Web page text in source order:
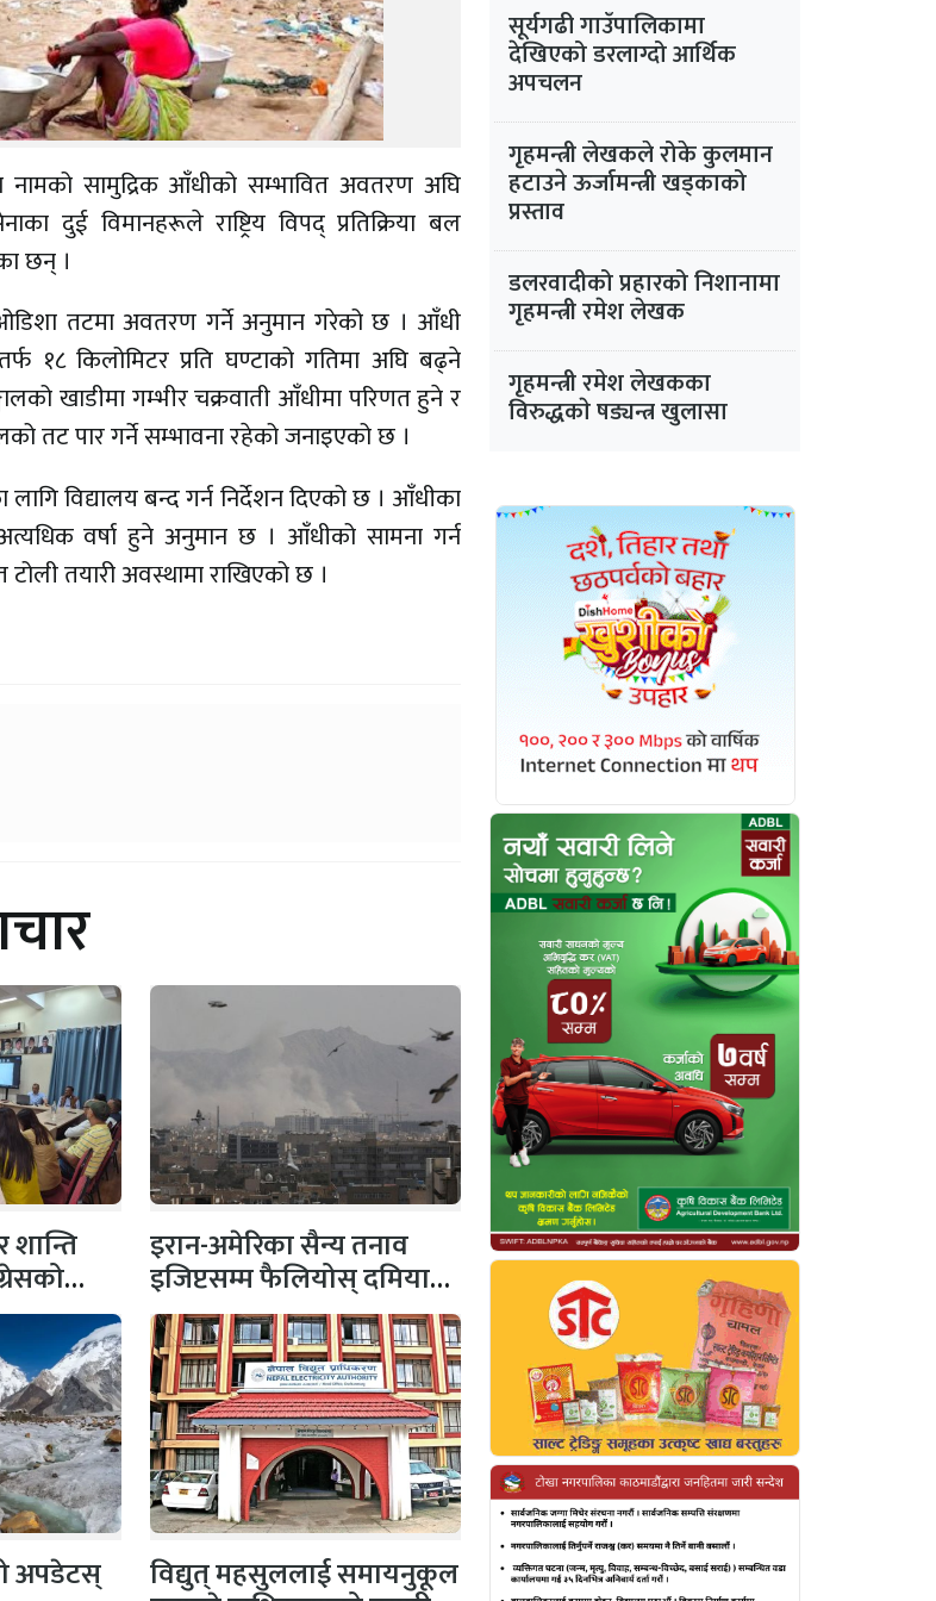
नामको सामुद्रिक आँधीको सम्भावित अवतरण अघि
दुई विमानहरूले राष्ट्रिय विपद् प्रतिक्रिया बल
छन् ।
तटमा अवतरण गर्ने अनुमान गरेको छ । आँधी
१८ किलोमिटर प्रति घण्टाको गतिमा अघि बढ्ने
खाडीमा गम्भीर चक्रवाती आँधीमा परिणत हुने र
तट पार गर्ने सम्भावना रहेको जनाइएको छ ।
विद्यालय बन्द गर्न निर्देशन दिएको छ । आँधीका
वर्षा हुने अनुमान छ । आँधीको सामना गर्न
तयारी अवस्थामा राखिएको छ ।
इरान-अमेरिका सैन्य तनाव
इजिप्टसम्म फैलियोस् दमियाता
बन्दरगाहमा दुई ग्यास
ट्याङ्करमा…
अपडेटस् विद्युत् महसुललाई समायनुकूल
सूर्यगढी गाउँपालिकामा
देखिएको डरलाग्दो आर्थिक
अपचलन
गृहमन्त्री लेखकले रोके कुलमान
हटाउने ऊर्जामन्त्री खड्काको
प्रस्ताव
डलरवादीको प्रहारको निशानामा
गृहमन्त्री रमेश लेखक
गृहमन्त्री रमेश लेखकका
विरुद्धकाे षड्यन्त्र खुलासा